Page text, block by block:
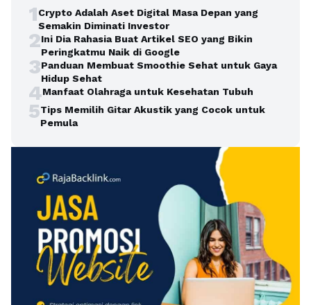
1Crypto Adalah Aset Digital Masa Depan yang
Semakin Diminati Investor
2Ini Dia Rahasia Buat Artikel SEO yang Bikin
Peringkatmu Naik di Google
3Panduan Membuat Smoothie Sehat untuk Gaya
Hidup Sehat
4Manfaat Olahraga untuk Kesehatan Tubuh
5Tips Memilih Gitar Akustik yang Cocok untuk
Pemula